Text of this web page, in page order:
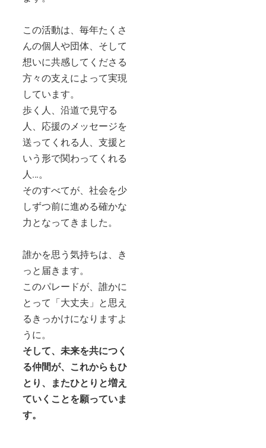
この活動は、毎年たくさ
んの個人や団体、そして
想いに共感してくださる
方々の支えによって実現
しています。
歩く人、沿道で見守る
人、応援のメッセージを
送ってくれる人、支援と
いう形で関わってくれる
人…。
そのすべてが、社会を少
しずつ前に進める確かな
力となってきました。
誰かを思う気持ちは、き
っと届きます。
このパレードが、誰かに
とって「大丈夫」と思え
るきっかけになりますよ
うに。
そして、未来を共につく
る仲間が、これからもひ
とり、またひとりと増え
ていくことを願っていま
す。